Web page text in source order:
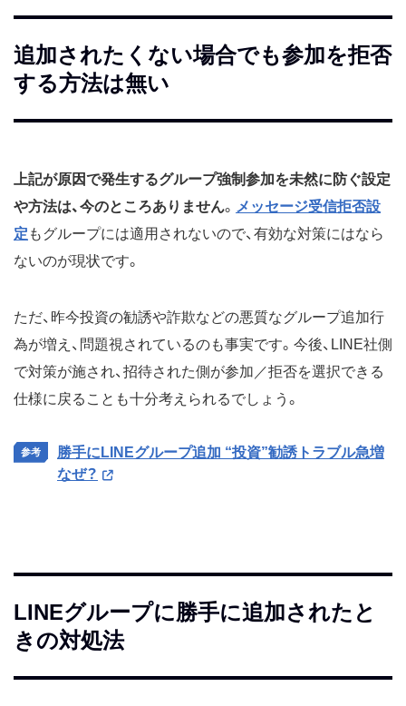
追加されたくない場合でも参加を拒否
する方法は無い
上記が原因で発生するグループ強制参加を未然に防ぐ設定
や方法は、今のところありません。 メッセージ受信拒否設
定 もグループには適用されないので、有効な対策にはなら
ないのが現状です。
ただ、昨今投資の勧誘や詐欺などの悪質なグループ追加行
為が増え、問題視されているのも事実です。今後、LINE社側
で対策が施され、招待された側が参加／拒否を選択できる
仕様に戻ることも十分考えられるでしょう。
勝手にLINEグループ追加 “投資”勧誘トラブル急増
なぜ？
LINEグループに勝手に追加されたと
きの対処法